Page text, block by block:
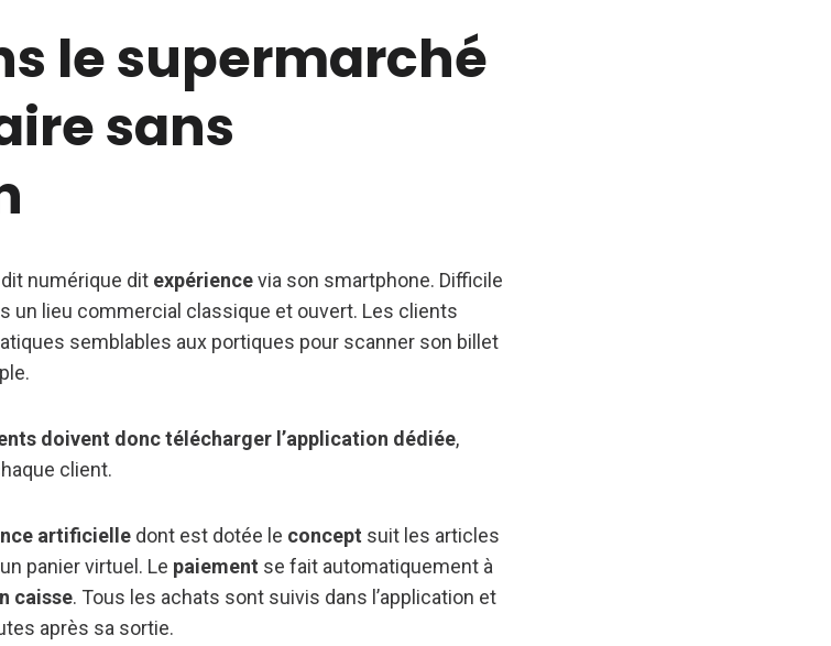
le supermarché
sans
numérique dit expériencevia son smartphone. Difficile
un lieu commercial classique et ouvert. Les clients
semblables aux portiques pour scanner son billet
doivent donc télécharger l’application dédiée,
client.
artificielle dont est dotée le concept suit les articles
panier virtuel. Le paiement se fait automatiquement à
caisse. Tous les achats sont suivis dans l’application et
après sa sortie.